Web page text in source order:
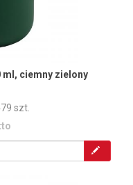
ml, ciemny zielony
szt.